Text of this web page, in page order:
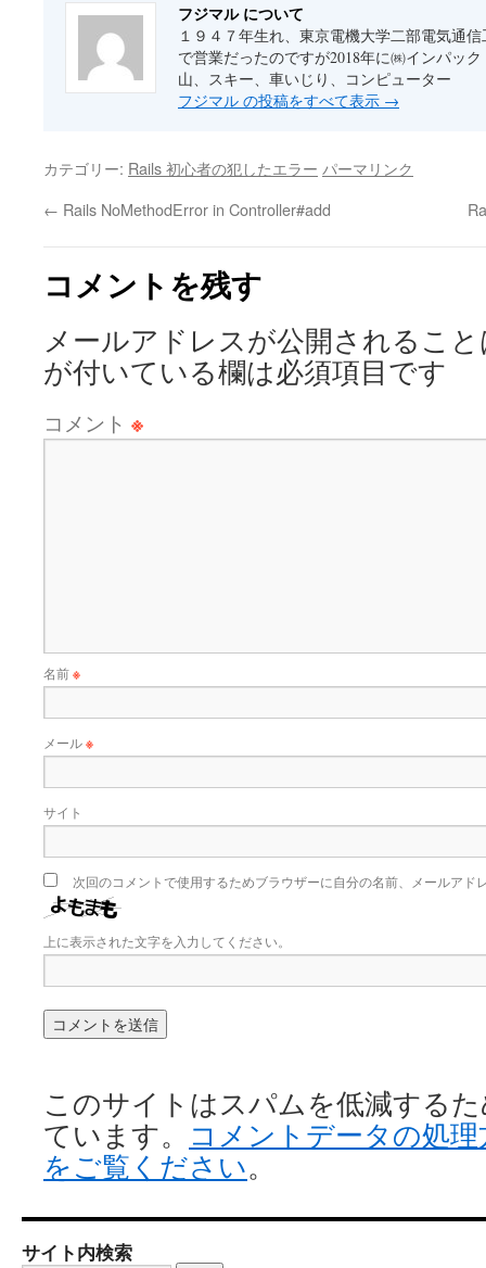
フジマル について
１９４７年生れ、東京電機大学二部電気通
で営業だったのですが2018年に㈱インパッ
山、スキー、車いじり、コンピューター
フジマル の投稿をすべて表示 →
カテゴリー: Rails 初心者の犯したエラー パーマリンク
← Rails NoMethodError in Controller#add
コメントを残す
メールアドレスが公開されるこ
が付いている欄は必須項目です
コメント ※
名前※
メール※
サイト
次回のコメントで使用するためブラウザーに自分の名前、メールアド
上に表示された文字を入力してください。
このサイトはスパムを低減するた
ています。
コメントデータの処
をご覧ください。
サイト内検索